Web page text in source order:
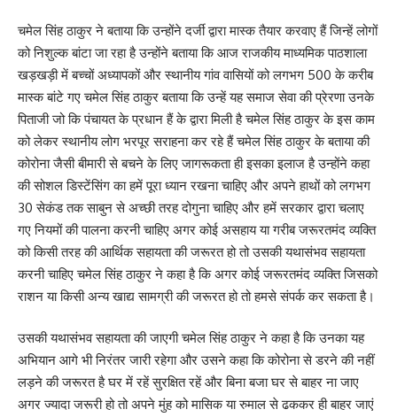
चमेल सिंह ठाकुर ने बताया कि उन्होंने दर्जी द्वारा मास्क तैयार करवाए हैं जिन्हें लोगों
को निशुल्क बांटा जा रहा है उन्होंने बताया कि आज राजकीय माध्यमिक पाठशाला
खड़खड़ी में बच्चों अध्यापकों और स्थानीय गांव वासियों को लगभग 500 के करीब
मास्क बांटे गए चमेल सिंह ठाकुर बताया कि उन्हें यह समाज सेवा की प्रेरणा उनके
पिताजी जो कि पंचायत के प्रधान हैं के द्वारा मिली है चमेल सिंह ठाकुर के इस काम
को लेकर स्थानीय लोग भरपूर सराहना कर रहे हैं चमेल सिंह ठाकुर के बताया की
कोरोना जैसी बीमारी से बचने के लिए जागरूकता ही इसका इलाज है उन्होंने कहा
की सोशल डिस्टेंसिंग का हमें पूरा ध्यान रखना चाहिए और अपने हाथों को लगभग
30 सेकंड तक साबुन से अच्छी तरह दोगुना चाहिए और हमें सरकार द्वारा चलाए
गए नियमों की पालना करनी चाहिए अगर कोई असहाय या गरीब जरूरतमंद व्यक्ति
को किसी तरह की आर्थिक सहायता की जरूरत हो तो उसकी यथासंभव सहायता
करनी चाहिए चमेल सिंह ठाकुर ने कहा है कि अगर कोई जरूरतमंद व्यक्ति जिसको
राशन या किसी अन्य खाद्य सामग्री की जरूरत हो तो हमसे संपर्क कर सकता है।
उसकी यथासंभव सहायता की जाएगी चमेल सिंह ठाकुर ने कहा है कि उनका यह
अभियान आगे भी निरंतर जारी रहेगा और उसने कहा कि कोरोना से डरने की नहीं
लड़ने की जरूरत है घर में रहें सुरक्षित रहें और बिना बजा घर से बाहर ना जाए
अगर ज्यादा जरूरी हो तो अपने मुंह को मासिक या रुमाल से ढककर ही बाहर जाएं